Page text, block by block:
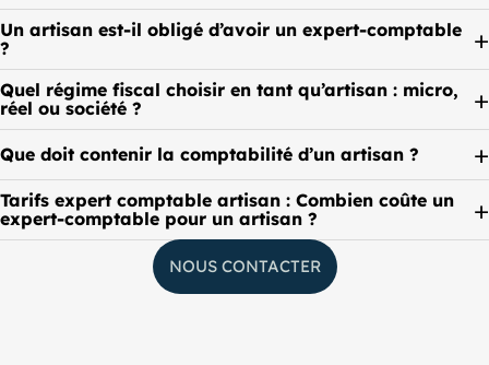
Un artisan est-il obligé d’avoir un expert-comptable
?
Quel régime fiscal choisir en tant qu’artisan : micro,
réel ou société ?
Que doit contenir la comptabilité d’un artisan ?
Tarifs expert comptable artisan : Combien coûte un
expert-comptable pour un artisan ?
NOUS CONTACTER